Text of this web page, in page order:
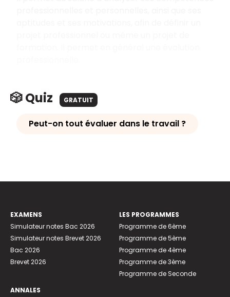
🎲 Quiz GRATUIT
Peut-on tout évaluer dans le travail ?
EXAMENS
Simulateur notes Bac 2026
Simulateur notes Brevet 2026
Bac 2026
Brevet 2026
ANNALES
LES PROGRAMMES
Programme de 6ème
Programme de 5ème
Programme de 4ème
Programme de 3ème
Programme de Seconde